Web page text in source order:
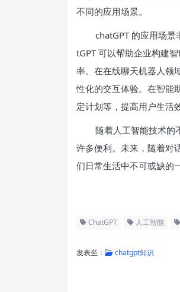
不同的应用场景。
chatGPT 的应用场
tGPT 可以帮助企业构建
率。在在线聊天机器人领
性化的交互体验。在智能
定计划等，提高用户生活
随着人工智能技术的
许多便利。未来，随着对
们日常生活中不可或缺的
ChatGPT 人工智能
发表至： chatgpt知识